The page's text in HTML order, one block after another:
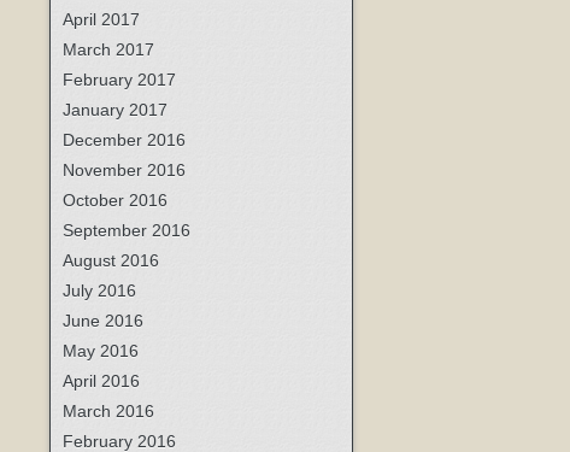
April 2017
March 2017
February 2017
January 2017
December 2016
November 2016
October 2016
September 2016
August 2016
July 2016
June 2016
May 2016
April 2016
March 2016
February 2016